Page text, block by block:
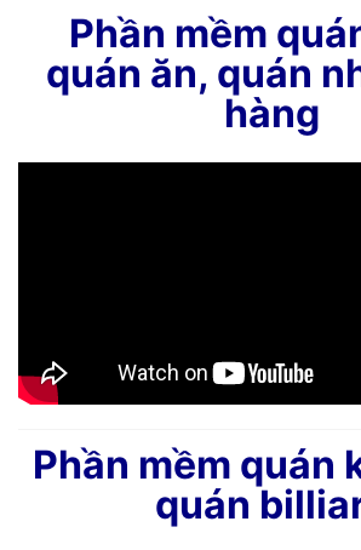
Phần mềm
quán ăn, quán
hàng
Phần mềm quán
quán